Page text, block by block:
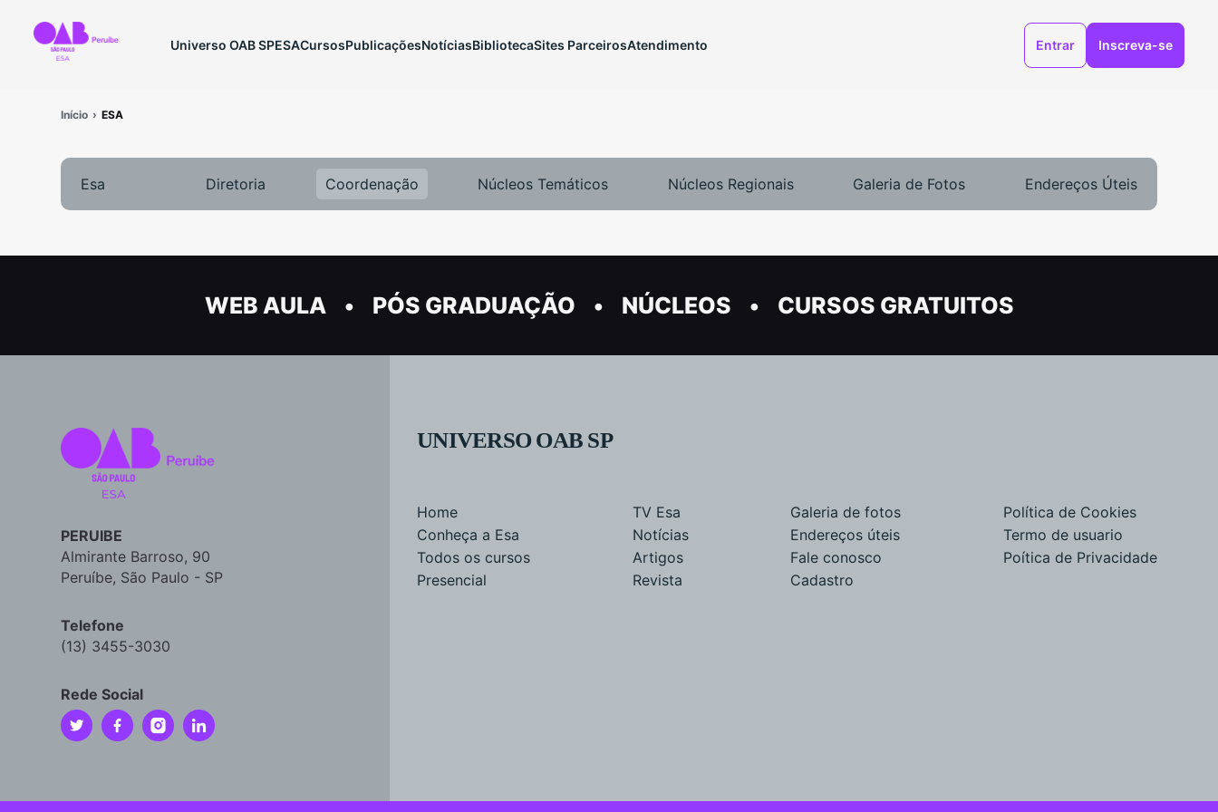
Universo OAB SPESACursosPublicaçõesNotíciasBibliotecaSites ParceirosAtendimento Entrar Inscreva-se
Início ESA
Esa Diretoria Coordenação Núcleos Temáticos Núcleos Regionais Galeria de Fotos Endereços Úteis
WEB AULA PÓS GRADUAÇÃO NÚCLEOS CURSOS GRATUITOS
PERUIBE
Almirante Barroso, 90
Peruíbe, São Paulo - SP
Telefone
(13) 3455-3030
Rede Social
UNIVERSO OAB SP
Home
Conheça a Esa
Todos os cursos
Presencial
TV Esa
Notícias
Artigos
Revista
Galeria de fotos
Endereços úteis
Fale conosco
Cadastro
Política de Cookies
Termo de usuario
Poítica de Privacidade